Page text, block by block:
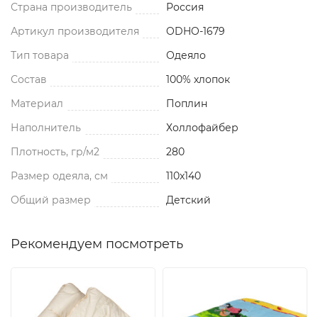
Страна производитель
Россия
Артикул производителя
ODHO-1679
Тип товара
Одеяло
Состав
100% хлопок
Материал
Поплин
Наполнитель
Холлофайбер
Плотность, гр/м2
280
Размер одеяла, см
110x140
Общий размер
Детский
Рекомендуем посмотреть